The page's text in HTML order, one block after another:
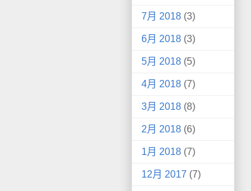
7月 2018 (3)
6月 2018 (3)
5月 2018 (5)
4月 2018 (7)
3月 2018 (8)
2月 2018 (6)
1月 2018 (7)
12月 2017 (7)